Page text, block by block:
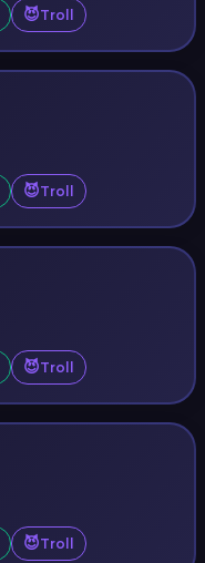
😈Troll
😈Troll
😈Troll
😈Troll